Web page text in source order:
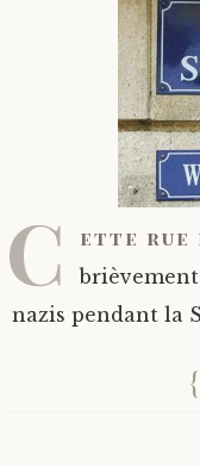
C ette rue
nazis pendant la